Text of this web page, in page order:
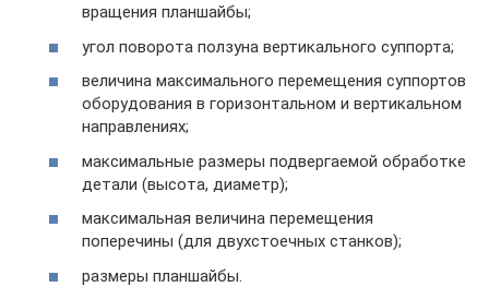
вращения планшайбы;
угол поворота ползуна вертикального суппорта;
величина максимального перемещения суппортов
оборудования в горизонтальном и вертикальном
направлениях;
максимальные размеры подвергаемой обработке
детали (высота, диаметр);
максимальная величина перемещения
поперечины (для двухстоечных станков);
размеры планшайбы.